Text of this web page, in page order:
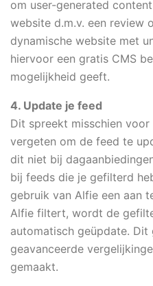
om user-generated
website d.m.v. een review
dynamische website met
hiervoor een gratis CMS
mogelijkheid geeft.
4. Update je feed
Dit spreekt misschien
vergeten om de feed te
dit niet bij
bij feeds die je gefilterd
gebruik van Alfie een aan
Alfie filtert, wordt de
automatisch geüpdate.
geavanceerde
gemaakt.